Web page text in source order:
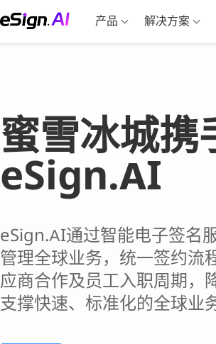
产品 解决方案
蜜雪冰城携
eSign.AI
eSign.AI通过智能电子签名
管理全球业务，统一签约流
应商合作及员工入职周期，
支撑快速、标准化的全球业